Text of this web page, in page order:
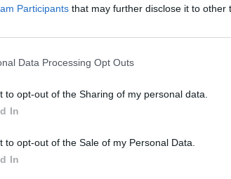
Participants that may further disclose it to other
Data Processing Opt Outs
to opt-out of the Sharing of my personal data.
In
to opt-out of the Sale of my Personal Data.
In